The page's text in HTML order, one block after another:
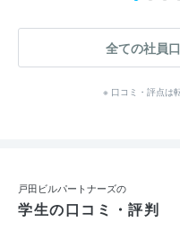
全ての社員
※ 口コミ・評点は
戸田ビルパートナーズの
学生の口コミ・評判